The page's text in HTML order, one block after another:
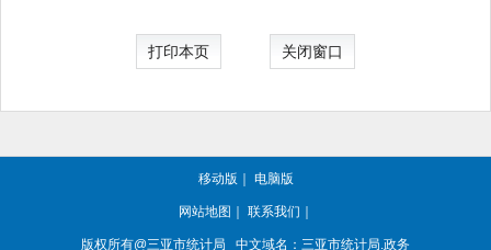
打印本页 关闭窗口
移动版 ｜ 电脑版
网站地图 ｜ 联系我们 ｜
版权所有@三亚市统计局 中文域名：三亚市统计局.政务